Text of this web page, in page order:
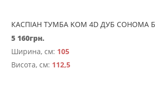
КАСПІАН ТУМБА KOM 4D ДУБ СОНОМА
5 160грн.
Ширина, см: 105
Висота, см: 112,5